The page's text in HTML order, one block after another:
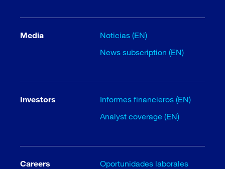
Media
Noticias (EN)
News subscription (EN)
Investors
Informes financieros (EN)
Analyst coverage (EN)
Careers
Oportunidades laborales